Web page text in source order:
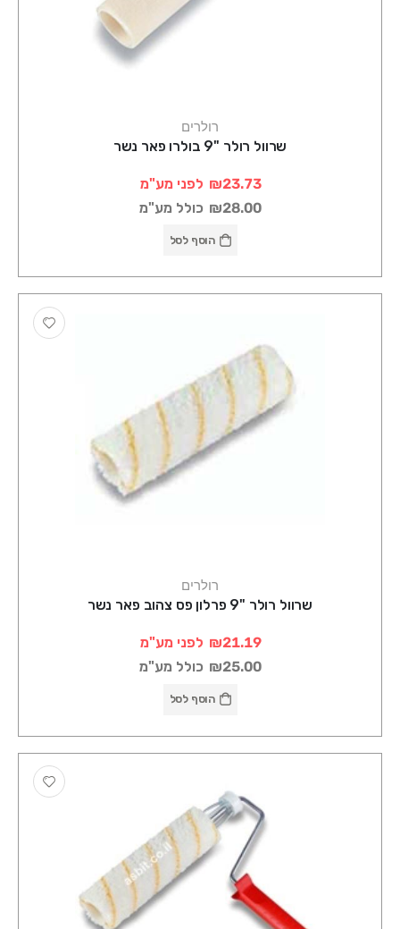
רולרים
שרוול רולר "9 בולרו פאר נשר
₪23.73 לפני מע"מ
₪28.00 כולל מע"מ
הוסף לסל
רולרים
שרוול רולר "9 פרלון פס צהוב פאר נשר
₪21.19 לפני מע"מ
₪25.00 כולל מע"מ
הוסף לסל